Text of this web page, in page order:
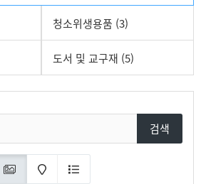
청소위생용품 (3)
도서 및 교구재 (5)
검색